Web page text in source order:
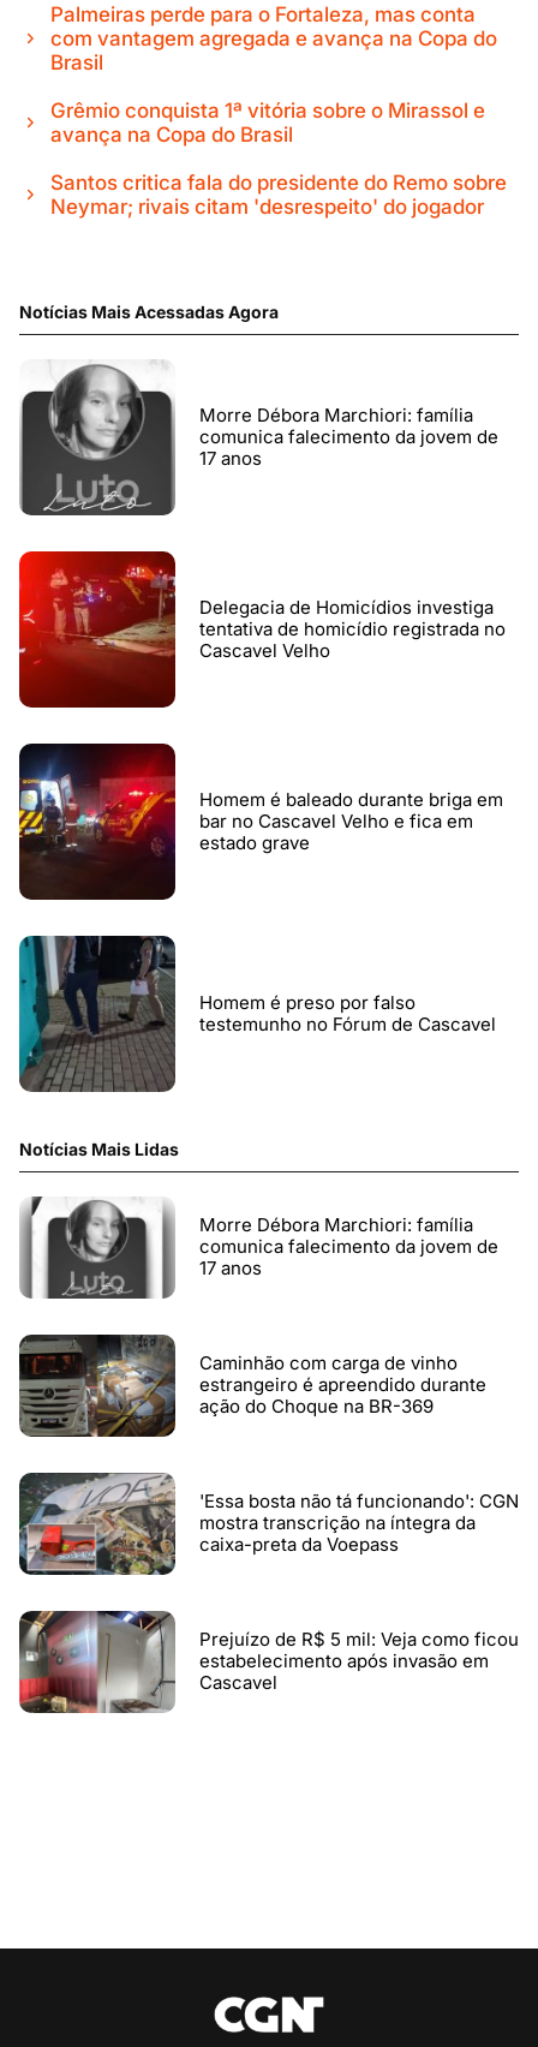
Palmeiras perde para o Fortaleza, mas conta
com vantagem agregada e avança na Copa do
Brasil
Grêmio conquista 1ª vitória sobre o Mirassol e
avança na Copa do Brasil
Santos critica fala do presidente do Remo sobre
Neymar; rivais citam 'desrespeito' do jogador
Notícias Mais Acessadas Agora
Morre Débora Marchiori: família
comunica falecimento da jovem de
17 anos
Delegacia de Homicídios investiga
tentativa de homicídio registrada no
Cascavel Velho
Homem é baleado durante briga em
bar no Cascavel Velho e fica em
estado grave
Homem é preso por falso
testemunho no Fórum de Cascavel
Notícias Mais Lidas
Morre Débora Marchiori: família
comunica falecimento da jovem de
17 anos
Caminhão com carga de vinho
estrangeiro é apreendido durante
ação do Choque na BR-369
'Essa bosta não tá funcionando': CGN
mostra transcrição na íntegra da
caixa-preta da Voepass
Prejuízo de R$ 5 mil: Veja como ficou
estabelecimento após invasão em
Cascavel